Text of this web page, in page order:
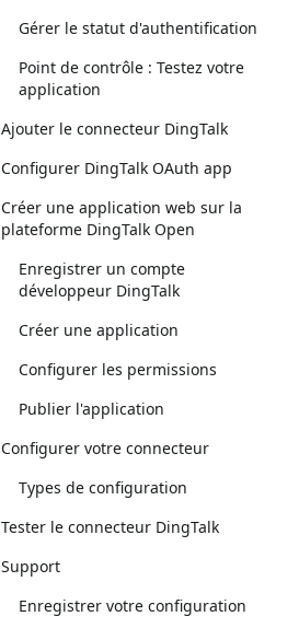
Gérer le statut d'authentification
Point de contrôle : Testez votre
application
Ajouter le connecteur DingTalk
Configurer DingTalk OAuth app
Créer une application web sur la
plateforme DingTalk Open
Enregistrer un compte
développeur DingTalk
Créer une application
Configurer les permissions
Publier l'application
Configurer votre connecteur
Types de configuration
Tester le connecteur DingTalk
Support
Enregistrer votre configuration